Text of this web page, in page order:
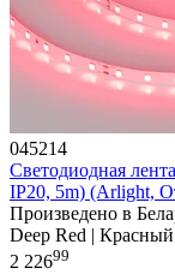
045214
Светодиодная
IP20, 5m) (Arlight,
Произведено в
Deep Red |
2 22699